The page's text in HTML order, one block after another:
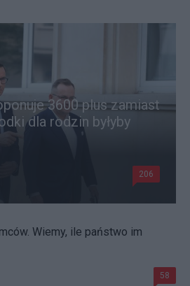
3600 plus zamiast
dla rodzin byłyby
206
Wiemy, ile państwo im
58